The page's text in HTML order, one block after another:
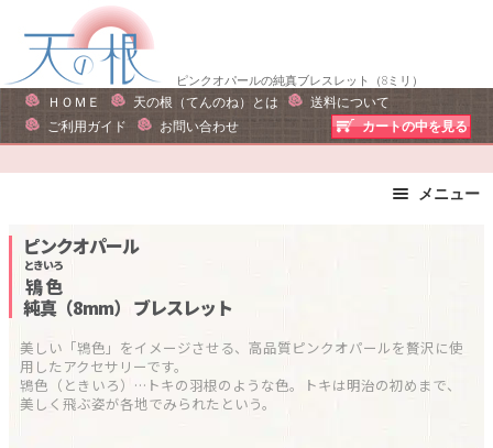
ー
ョ
ン
ス
プ
ン
へ
ス
ッ
ピンクオパールの純真ブレスレット（8ミリ）
ＨＯＭＥ 天の根（てんのね）とは
送料について
ご利用ガイド
お問い合わせ カートの中を見る
メニュー
ピアス・イヤリング
リング
干支石で選ぶ
星座石で選ぶ
石の名前で選ぶ
パワーストーン一覧
ピンクオパール
鴇色
ときいろ
純真（8mm） ブレスレット
美しい「鴇色」をイメージさせる、高品質ピンクオパールを贅沢に使
用したアクセサリーです。
鴇色（ときいろ）…トキの羽根のような色。トキは明治の初めまで、
美しく飛ぶ姿が各地でみられたという。